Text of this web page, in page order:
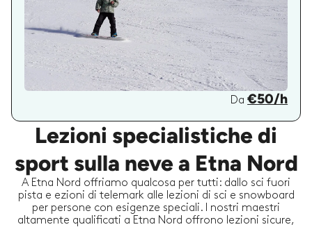
Da€50/h
Lezioni specialistiche di
sport sulla neve a Etna Nord
A Etna Nord offriamo qualcosa per tutti: dallo sci fuori
pista e ezioni di telemark alle lezioni di sci e snowboard
per persone con esigenze speciali. I nostri maestri
altamente qualificati a Etna Nord offrono lezioni sicure,